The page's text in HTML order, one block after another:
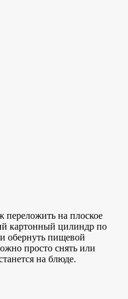
на плоское
картонный цилиндр по
обернуть пищевой
просто снять или
на блюде.